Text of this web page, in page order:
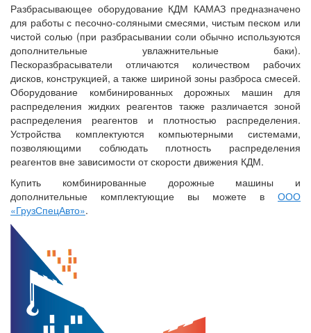
Разбрасывающее оборудование КДМ КАМАЗ предназначено
для работы с песочно-соляными смесями, чистым песком или
чистой солью (при разбрасывании соли обычно используются
дополнительные увлажнительные баки).
Пескоразбрасыватели отличаются количеством рабочих
дисков, конструкцией, а также шириной зоны разброса смесей.
Оборудование комбинированных дорожных машин для
распределения жидких реагентов также различается зоной
распределения реагентов и плотностью распределения.
Устройства комплектуются компьютерными системами,
позволяющими соблюдать плотность распределения
реагентов вне зависимости от скорости движения КДМ.
Купить комбинированные дорожные машины и
дополнительные комплектующие вы можете в ООО
«ГрузСпецАвто».